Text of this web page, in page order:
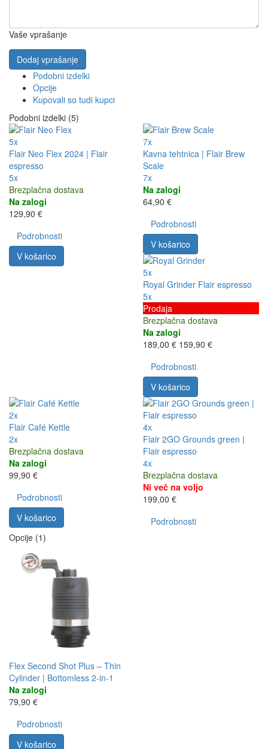
Vaše vprašanje
Dodaj vprašanje
Podobni izdelki
Opcije
Kupovali so tudi kupci
Podobni izdelki (5)
5x
Flair Neo Flex 2024 | Flair
espresso
5x
Brezplačna dostava
Na zalogi
129,90 €
Podrobnosti
V košarico
7x
Kavna tehtnica | Flair Brew
Scale
7x
Na zalogi
64,90 €
Podrobnosti
V košarico
5x
Royal Grinder Flair espresso
5x
Prodaja
Brezplačna dostava
Na zalogi
189,00 € 159,90 €
Podrobnosti
V košarico
2x
Flair Café Kettle
2x
Brezplačna dostava
Na zalogi
99,90 €
Podrobnosti
V košarico
4x
Flair 2GO Grounds green |
Flair espresso
4x
Brezplačna dostava
Ni več na voljo
199,00 €
Podrobnosti
Opcije (1)
Flex Second Shot Plus – Thin
Cylinder | Bottomless 2-in-1
Na zalogi
79,90 €
Podrobnosti
V košarico